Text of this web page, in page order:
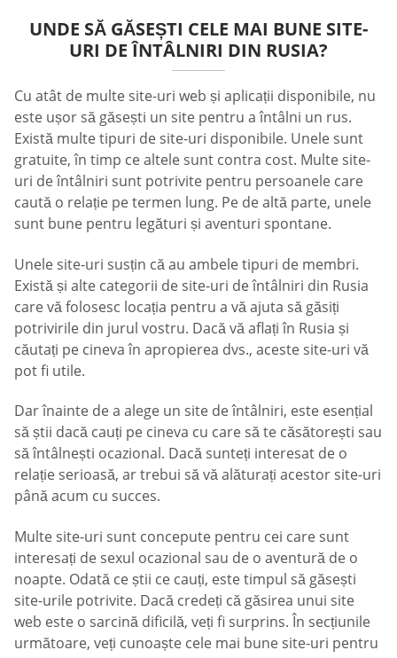
UNDE SĂ GĂSEȘTI CELE MAI BUNE SITE-
URI DE ÎNTÂLNIRI DIN RUSIA?
Cu atât de multe site-uri web și aplicații disponibile, nu
este ușor să găsești un site pentru a întâlni un rus.
Există multe tipuri de site-uri disponibile. Unele sunt
gratuite, în timp ce altele sunt contra cost. Multe site-
uri de întâlniri sunt potrivite pentru persoanele care
caută o relație pe termen lung. Pe de altă parte, unele
sunt bune pentru legături și aventuri spontane.
Unele site-uri susțin că au ambele tipuri de membri.
Există și alte categorii de site-uri de întâlniri din Rusia
care vă folosesc locația pentru a vă ajuta să găsiți
potrivirile din jurul vostru. Dacă vă aflați în Rusia și
căutați pe cineva în apropierea dvs., aceste site-uri vă
pot fi utile.
Dar înainte de a alege un site de întâlniri, este esențial
să știi dacă cauți pe cineva cu care să te căsătorești sau
să întâlnești ocazional. Dacă sunteți interesat de o
relație serioasă, ar trebui să vă alăturați acestor site-uri
până acum cu succes.
Multe site-uri sunt concepute pentru cei care sunt
interesați de sexul ocazional sau de o aventură de o
noapte. Odată ce știi ce cauți, este timpul să găsești
site-urile potrivite. Dacă credeți că găsirea unui site
web este o sarcină dificilă, veți fi surprins. În secțiunile
următoare, veți cunoaște cele mai bune site-uri pentru